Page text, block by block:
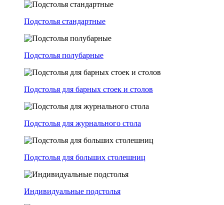
Подстолья стандартные
Подстолья полубарные
Подстолья для барных стоек и столов
Подстолья для журнального стола
Подстолья для больших столешниц
Индивидуальные подстолья